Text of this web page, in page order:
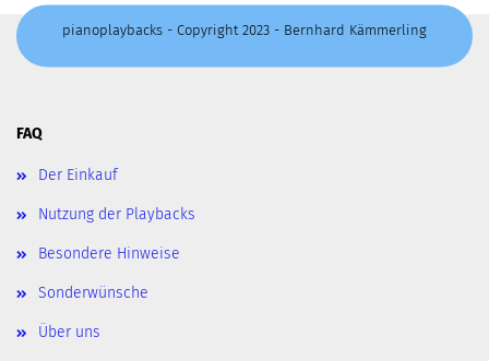
pianoplaybacks - Copyright 2023 - Bernhard Kämmerling
FAQ
Der Einkauf
Nutzung der Playbacks
Besondere Hinweise
Sonderwünsche
Über uns